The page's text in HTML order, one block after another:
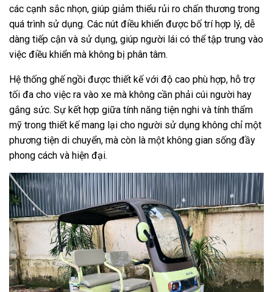
các cạnh sắc nhọn, giúp giảm thiểu rủi ro chấn thương trong
quá trình sử dụng. Các nút điều khiển được bố trí hợp lý, dễ
dàng tiếp cận và sử dụng, giúp người lái có thể tập trung vào
việc điều khiển mà không bị phân tâm.
Hệ thống ghế ngồi được thiết kế với độ cao phù hợp, hỗ trợ
tối đa cho việc ra vào xe mà không cần phải cúi người hay
gắng sức. Sự kết hợp giữa tính năng tiện nghi và tính thẩm
mỹ trong thiết kế mang lại cho người sử dụng không chỉ một
phương tiện di chuyển, mà còn là một không gian sống đầy
phong cách và hiện đại.